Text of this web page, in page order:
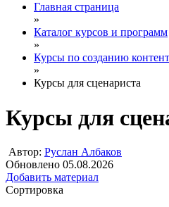
Главная страница
»
Каталог курсов и программ
»
Курсы по созданию
»
Курсы для сценариста
Курсы для
Автор: Руслан Албаков
Обновлено 05.08.2026
Добавить материал
Сортировка